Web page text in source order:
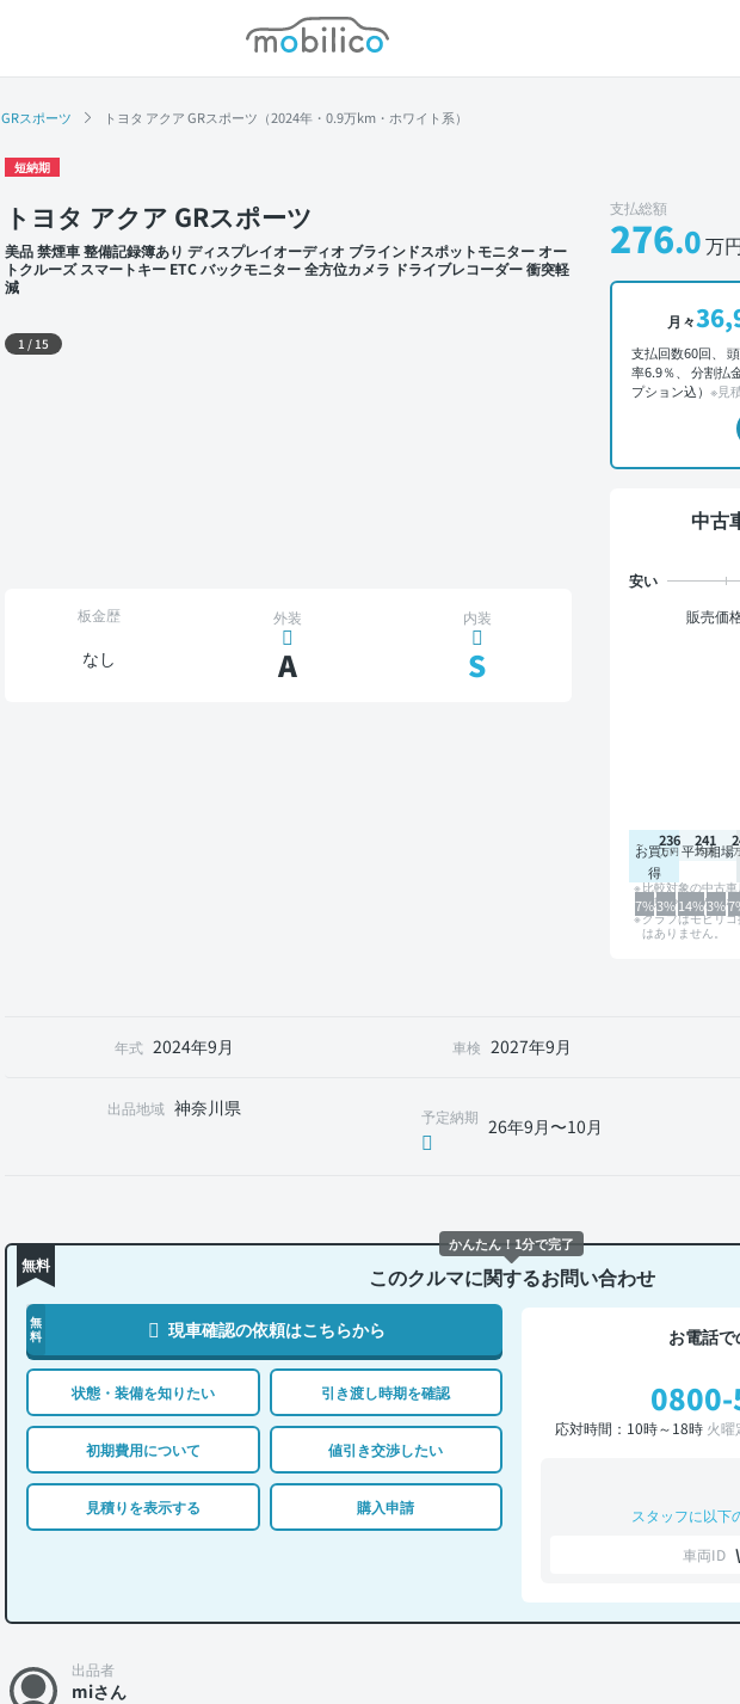
モビリコ
GRスポーツ トヨタ アクア GRスポーツ（2024年・0.9万km・ホワイト系）
短納期
トヨタ アクア GRスポーツ
美品 禁煙車 整備記録簿あり ディスプレイオーディオ ブラインドスポットモニター オー
トクルーズ スマートキー ETC バックモニター 全方位カメラ ドライブレコーダー 衝突軽
減
1 /15
支払総額
276.0万
月々
支払回数60回、
率6.9％、 分割払
プション込） ※見
中古
販売価
お買い
得
平均相場
7%3%14%3%
236 241
比較対象の中古
形態や条件が異な
グラフはモビリ
はありません。
板金歴
なし
外装
A
内装
S
年式 2024年9月 車検 2027年9月
出品地域 神奈川県 予定納期 26年9月〜10月
無料 このクルマに関するお問い合わせ
無
料
現車確認の依頼はこちらから
状態・装備を知りたい 引き渡し時期を確認
初期費用について 値引き交渉したい
見積りを表示する 購入申請
お電話
応対時間：10時～18時 火曜
スタッフに以下
車両ID
出品者
miさん
かんたん！1分で完了